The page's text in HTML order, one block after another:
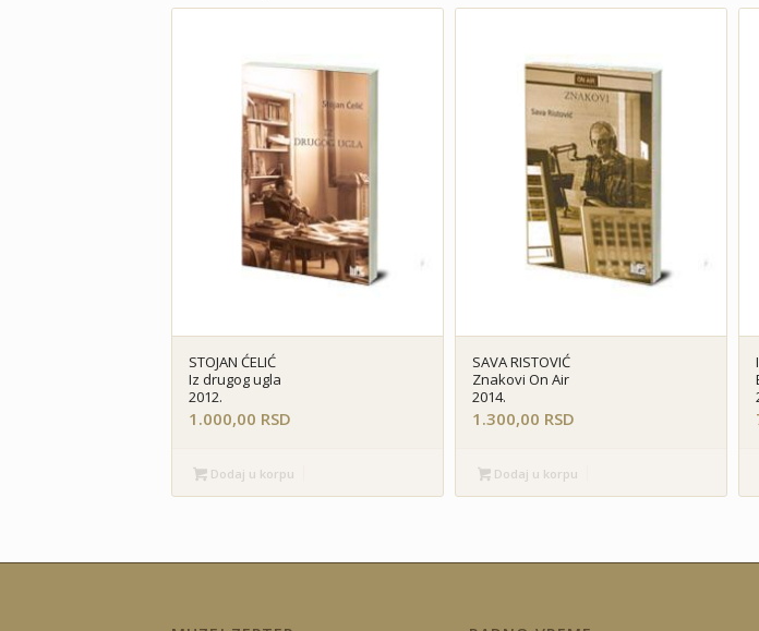
STOJAN ĆELIĆ
Iz drugog ugla
2012.
1.000,00 RSD
Dodaj u korpu
SAVA RISTOVIĆ
Znakovi On Air
2014.
1.300,00 RSD
Dodaj u korpu